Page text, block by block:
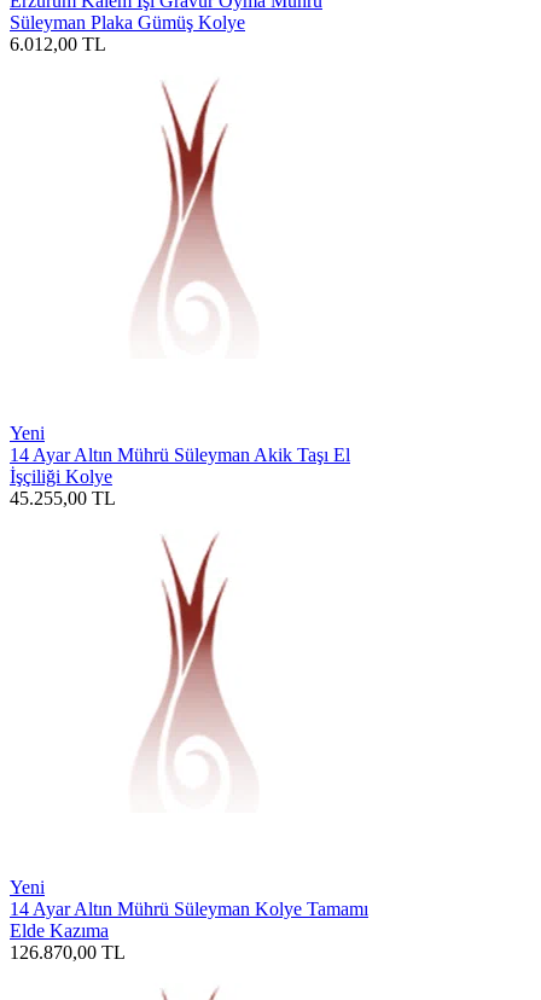
Süleyman Plaka Gümüş Kolye
6.012,00 TL
Yeni
14 Ayar Altın Mührü Süleyman Akik Taşı El
İşçiliği Kolye
45.255,00 TL
Yeni
14 Ayar Altın Mührü Süleyman Kolye Tamamı
Elde Kazıma
126.870,00 TL